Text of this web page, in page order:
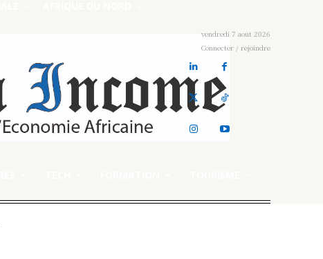
vendredi 7 août 2026
Connecter / rejoindre